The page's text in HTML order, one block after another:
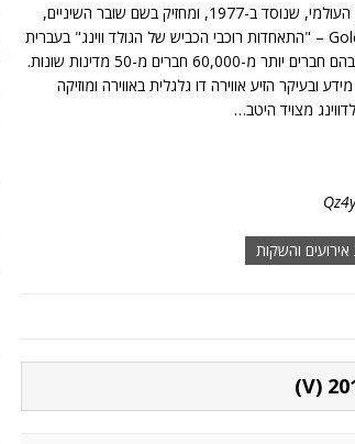
הסניף הישראלי שהחל דרכו ביולי 2007, הינו חלק מהארגון העולמי, שנוסד ב-1977, ומחזיק בשם שובר השיניים,
GWRRA – ר"ת של Gold Wing Road Riders Association – "התאחדות רוכבי הכביש של הגולד ווינג" בעברית
מדוברת. יותר מ-800 סניפים דומים פועלים ברחבי העולם, ובהם חברים יותר מ-60,000 חברים מ-50 מדינות שונות.
ובעיקר הזיע אווירה דו גלגלית באווירה ומוזיקה
מצויד היטב…
והשקות